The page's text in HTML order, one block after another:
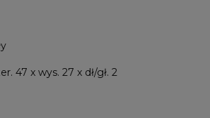
47 x wys. 27 x dł/gł. 2